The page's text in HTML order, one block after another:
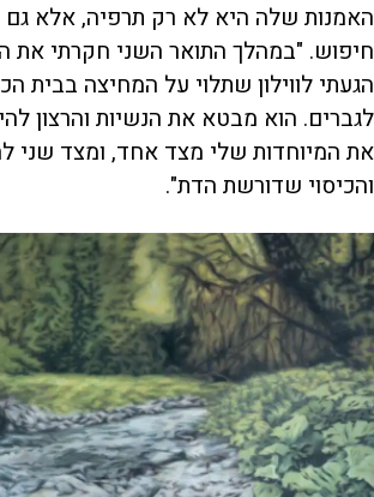
האמנות שלה היא לא רק תרפיה, אלא
חיפוש. "במהלך התואר השני חקרתי את
הגעתי לווילון שתלוי על המחיצה בבית
לגברים. הוא מבטא את הנשיות והרצון
את המיוחדות שלי מצד אחד, ומצד שני
והכיסוי שדורשת הדת".